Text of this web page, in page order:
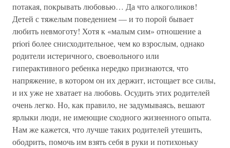
потакая, покрывать любовью… Да что алкоголиков!
Детей с тяжелым поведением — и то порой бывает
любить невмоготу! Хотя к «малым сим» отношение a
priori более снисходительное, чем ко взрослым, однако
родители истеричного, своевольного или
гиперактивного ребенка нередко признаются, что
напряжение, в котором он их держит, истощает все силы,
и их уже не хватает на любовь. Осудить этих родителей
очень легко. Но, как правило, не задумываясь, вешают
ярлыки люди, не имеющие сходного жизненного опыта.
Нам же кажется, что лучше таких родителей утешить,
ободрить, помочь им взять себя в руки и потихоньку